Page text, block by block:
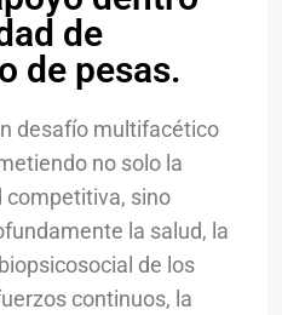
de
de pesas.
desafío multifacético
no solo la
competitiva, sino
la salud, la
de los
continuos, la